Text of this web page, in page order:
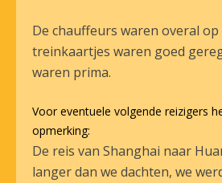
De chauffeurs waren overal op
treinkaartjes waren goed
waren prima.
Voor eventuele volgende reizigers
opmerking:
De reis van Shanghai naar
langer dan we dachten, we